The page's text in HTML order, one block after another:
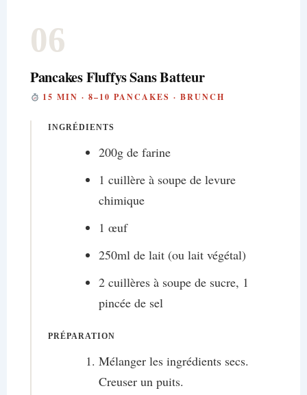
06
Pancakes Fluffys Sans Batteur
15 MIN · 8–10 PANCAKES · BRUNCH
INGRÉDIENTS
200g de farine
1 cuillère à soupe de levure
chimique
1 œuf
250ml de lait (ou lait végétal)
2 cuillères à soupe de sucre, 1
pincée de sel
PRÉPARATION
Mélanger les ingrédients secs.
Creuser un puits.